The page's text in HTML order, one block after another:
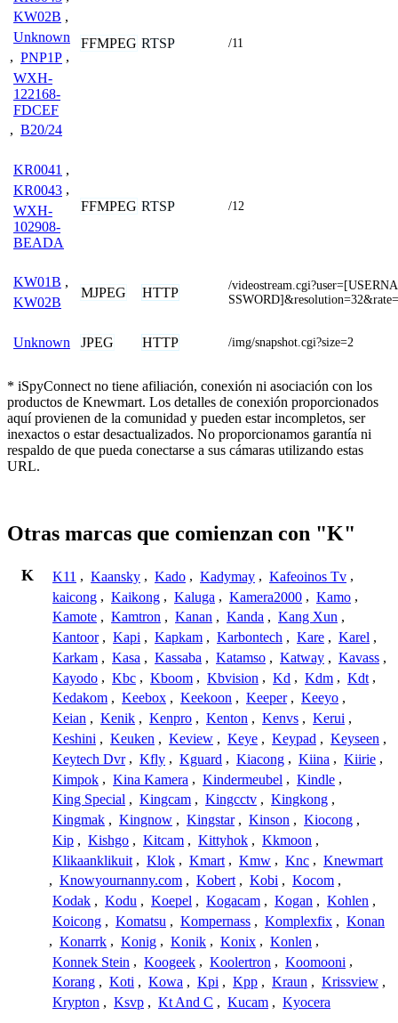
KW02B ,
Unknown
, PNP1P ,
WXH-
122168-
FDCEF
, B20/24
FFMPEG RTSP /11
KR0041 ,
KR0043 ,
WXH-
102908-
BEADA
FFMPEG RTSP /12
KW01B ,
KW02B
MJPEG HTTP
/
Unknown JPEG HTTP /img/snapshot.cgi?size=2
* iSpyConnect no tiene afiliación, conexión ni asociación con los
productos de Knewmart. Los detalles de conexión proporcionados
aquí provienen de la comunidad y pueden estar incompletos, ser
inexactos o estar desactualizados. No proporcionamos garantía ni
respaldo de que pueda conectarse a sus cámaras utilizando estas
URL.
Otras marcas que comienzan con "K"
K K11 , Kaansky , Kado , Kadymay , Kafeoinos Tv ,
kaicong , Kaikong , Kaluga , Kamera2000 , Kamo ,
Kamote , Kamtron , Kanan , Kanda , Kang Xun ,
Kantoor , Kapi , Kapkam , Karbontech , Kare , Karel ,
Karkam , Kasa , Kassaba , Katamso , Katway , Kavass ,
Kayodo , Kbc , Kboom , Kbvision , Kd , Kdm , Kdt ,
Kedakom , Keebox , Keekoon , Keeper , Keeyo ,
Keian , Kenik , Kenpro , Kenton , Kenvs , Kerui ,
Keshini , Keuken , Keview , Keye , Keypad , Keyseen ,
Keytech Dvr , Kfly , Kguard , Kiacong , Kiina , Kiirie ,
Kimpok , Kina Kamera , Kindermeubel , Kindle ,
King Special , Kingcam , Kingcctv , Kingkong ,
Kingmak , Kingnow , Kingstar , Kinson , Kiocong ,
Kip , Kishgo , Kitcam , Kittyhok , Kkmoon ,
Klikaanklikuit , Klok , Kmart , Kmw , Knc , Knewmart
, Knowyournanny.com , Kobert , Kobi , Kocom ,
Kodak , Kodu , Koepel , Kogacam , Kogan , Kohlen ,
Koicong , Komatsu , Kompernass , Komplexfix , Konan
, Konarrk , Konig , Konik , Konix , Konlen ,
Konnek Stein , Koogeek , Koolertron , Koomooni ,
Korang , Koti , Kowa , Kpi , Kpp , Kraun , Krissview ,
Krypton , Ksvp , Kt And C , Kucam , Kyocera